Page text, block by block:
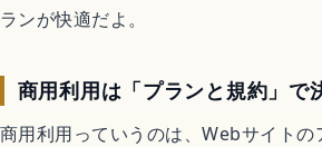
ランが快適だよ。
商用利用は「プランと規約」で
商用利用っていうのは、Webサイトの